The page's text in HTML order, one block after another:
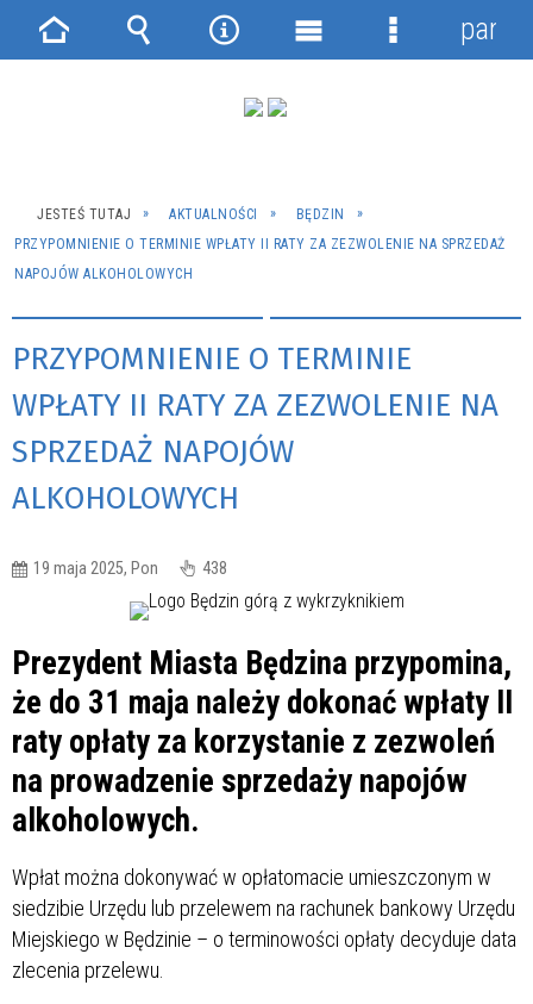
JESTEŚ TUTAJ AKTUALNOŚCI
BĘDZIN
PRZYPOMNIENIE O TERMINIE WPŁATY II RATY ZA ZEZWOLENIE NA SPRZEDAŻ
NAPOJÓW ALKOHOLOWYCH
PRZYPOMNIENIE O TERMINIE
WPŁATY II RATY ZA ZEZWOLENIE NA
SPRZEDAŻ NAPOJÓW
ALKOHOLOWYCH
19 maja 2025, Pon 438
Prezydent Miasta Będzina przypomina,
że do 31 maja należy dokonać wpłaty II
raty opłaty za korzystanie z zezwoleń
na prowadzenie sprzedaży napojów
alkoholowych.
Wpłat można dokonywać w opłatomacie umieszczonym w
siedzibie Urzędu lub przelewem na rachunek bankowy Urzędu
Miejskiego w Będzinie – o terminowości opłaty decyduje data
zlecenia przelewu.
Strona Wyszukiwarka
NarzędziaMenu
Menu
panel